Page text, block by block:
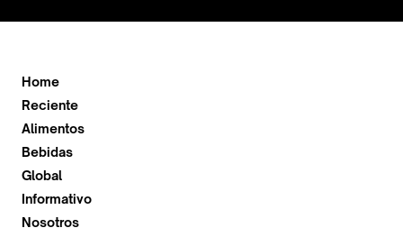
Home
Reciente
Alimentos
Bebidas
Global
Informativo
Nosotros